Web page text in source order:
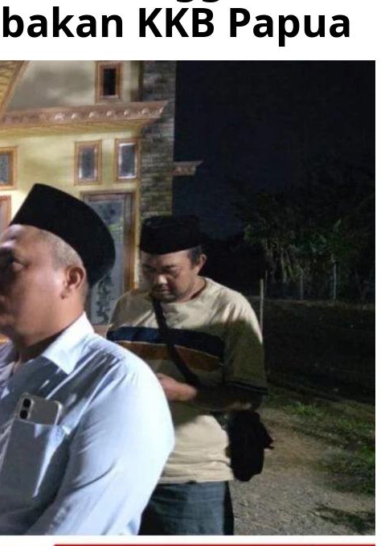
KKB Papua